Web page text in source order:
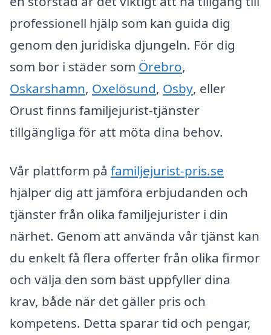
professionell hjälp som kan guida dig
genom den juridiska djungeln. För dig
som bor i städer som Örebro,
Oskarshamn, Oxelösund, Osby, eller
Orust finns familjejurist-tjänster
tillgängliga för att möta dina behov.
Vår plattform på familjejurist-pris.se
hjälper dig att jämföra erbjudanden och
tjänster från olika familjejurister i din
närhet. Genom att använda vår tjänst kan
du enkelt få flera offerter från olika firmor
och välja den som bäst uppfyller dina
krav, både när det gäller pris och
kompetens. Detta sparar tid och pengar,